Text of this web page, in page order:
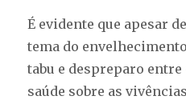
É evidente que apesar
tema do
tabu e despreparo
saúde sobre as